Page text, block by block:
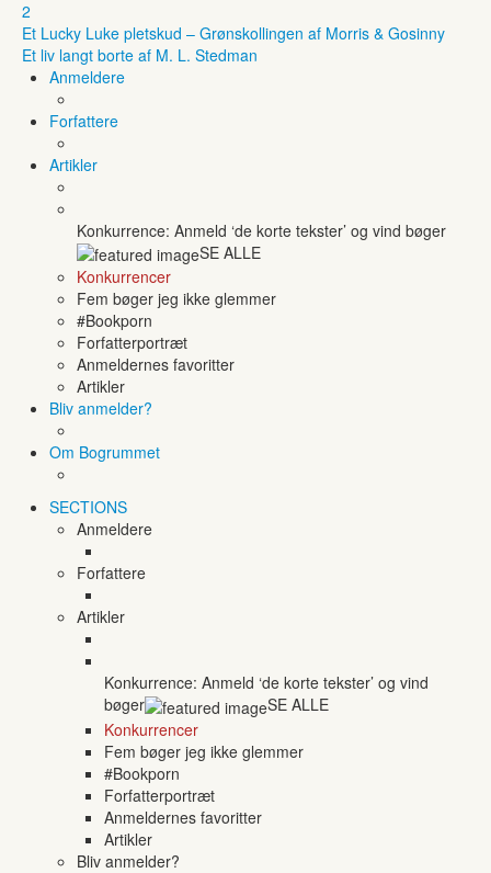
2
Et Lucky Luke pletskud – Grønskollingen af Morris & Gosinny
Et liv langt borte af M. L. Stedman
Anmeldere
Forfattere
Artikler
Konkurrence: Anmeld ‘de korte tekster’ og vind bøger
SE ALLE
Konkurrencer
Fem bøger jeg ikke glemmer
#Bookporn
Forfatterportræt
Anmeldernes favoritter
Artikler
Bliv anmelder?
Om Bogrummet
SECTIONS
Anmeldere
Forfattere
Artikler
Konkurrence: Anmeld ‘de korte tekster’ og vind
bøger
SE ALLE
Konkurrencer
Fem bøger jeg ikke glemmer
#Bookporn
Forfatterportræt
Anmeldernes favoritter
Artikler
Bliv anmelder?